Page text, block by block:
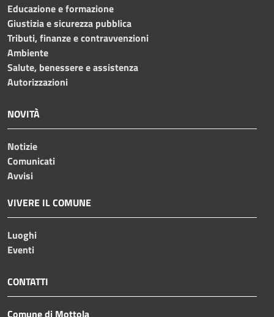
Educazione e formazione
Giustizia e sicurezza pubblica
Tributi, finanze e contravvenzioni
Ambiente
Salute, benessere e assistenza
Autorizzazioni
NOVITÀ
Notizie
Comunicati
Avvisi
VIVERE IL COMUNE
Luoghi
Eventi
CONTATTI
Comune di Mottola